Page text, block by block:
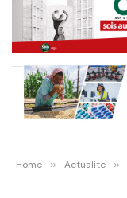
Home » Actualite »